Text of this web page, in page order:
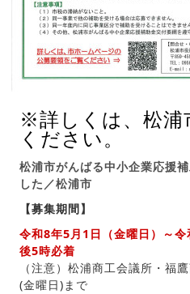
※詳しくは、松浦
ください。
松浦市がんばる中小企業応援
した／松浦市
【募集期間】
令和8年5月1日（金曜日）～
後5時必着
（注意）松浦商工会議所・福
(金曜日)まで